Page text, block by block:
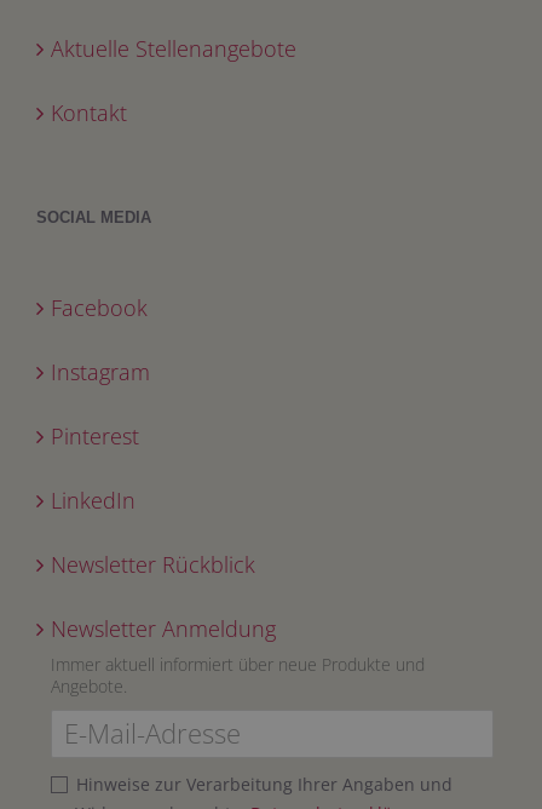
Aktuelle Stellenangebote
Kontakt
SOCIAL MEDIA
Facebook
Instagram
Pinterest
LinkedIn
Newsletter Rückblick
Newsletter Anmeldung
Immer aktuell informiert über neue Produkte und
Angebote.
Hinweise zur Verarbeitung Ihrer Angaben und